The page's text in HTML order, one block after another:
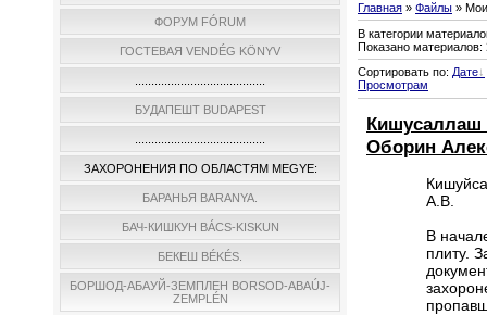
ФОРУМ FÓRUM
ГОСТЕВАЯ VENDÉG KÖNYV
БУДАПЕШТ BUDAPEST
ЗАХОРОНЕНИЯ ПО ОБЛАСТЯМ MEGYE:
БАРАНЬЯ BARANYA.
БАЧ-КИШКУН BÁCS-KISKUN
БЕКЕШ BÉKÉS.
БОРШОД-АБАУЙ-ЗЕМПЛЕН BORSOD-ABAÚJ-
ZEMPLÉN
Главная » Файлы »
В категории
Показано материалов:
Сортировать по: Дате
Просмотрам
Кишусаллаш
Оборин
А.В.
В
плиту.